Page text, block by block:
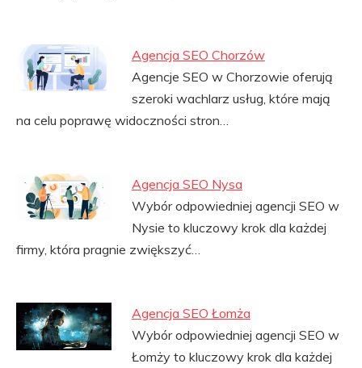
Agencja SEO Chorzów
Agencje SEO w Chorzowie oferują
szeroki wachlarz usług, które mają
na celu poprawę widoczności stron…
Agencja SEO Nysa
Wybór odpowiedniej agencji SEO w
Nysie to kluczowy krok dla każdej
firmy, która pragnie zwiększyć…
Agencja SEO Łomża
Wybór odpowiedniej agencji SEO w
Łomży to kluczowy krok dla każdej